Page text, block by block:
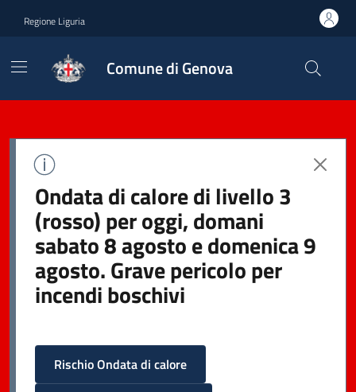
Regione Liguria
Comune di Genova
Ondata di calore di livello 3
(rosso) per oggi, domani
sabato 8 agosto e domenica 9
agosto. Grave pericolo per
incendi boschivi
Rischio Ondata di calore